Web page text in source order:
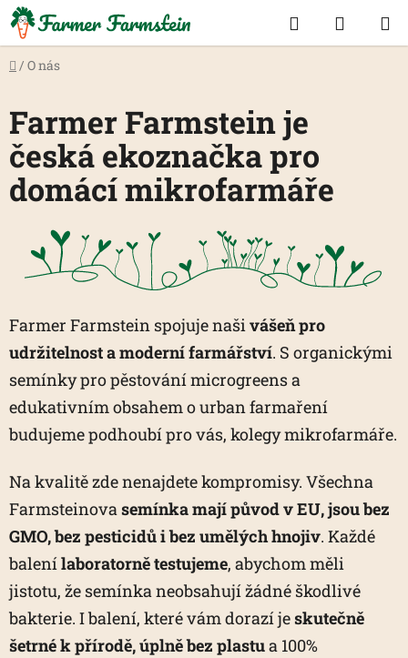
Přejít
na
obsah
Hledat
KOŠÍK
Domů
/ O nás
Farmer Farmstein je
česká ekoznačka pro
domácí mikrofarmáře
Farmer Farmstein spojuje našivášeň pro
udržitelnost a moderní farmářství. S organickými
semínky pro pěstování microgreens a
edukativním obsahem o urban farmaření
budujeme podhoubí pro vás, kolegy mikrofarmáře.
Na kvalitě zde nenajdete kompromisy. Všechna
Farmsteinovasemínka mají původ v EU, jsou bez
GMO, bez pesticidů i bez umělých hnojiv. Každé
balenílaboratorně testujeme, abychom měli
jistotu, že semínka neobsahují žádné škodlivé
bakterie. I balení, které vám dorazí jeskutečně
šetrné k přírodě, úplně bez plastua 100%